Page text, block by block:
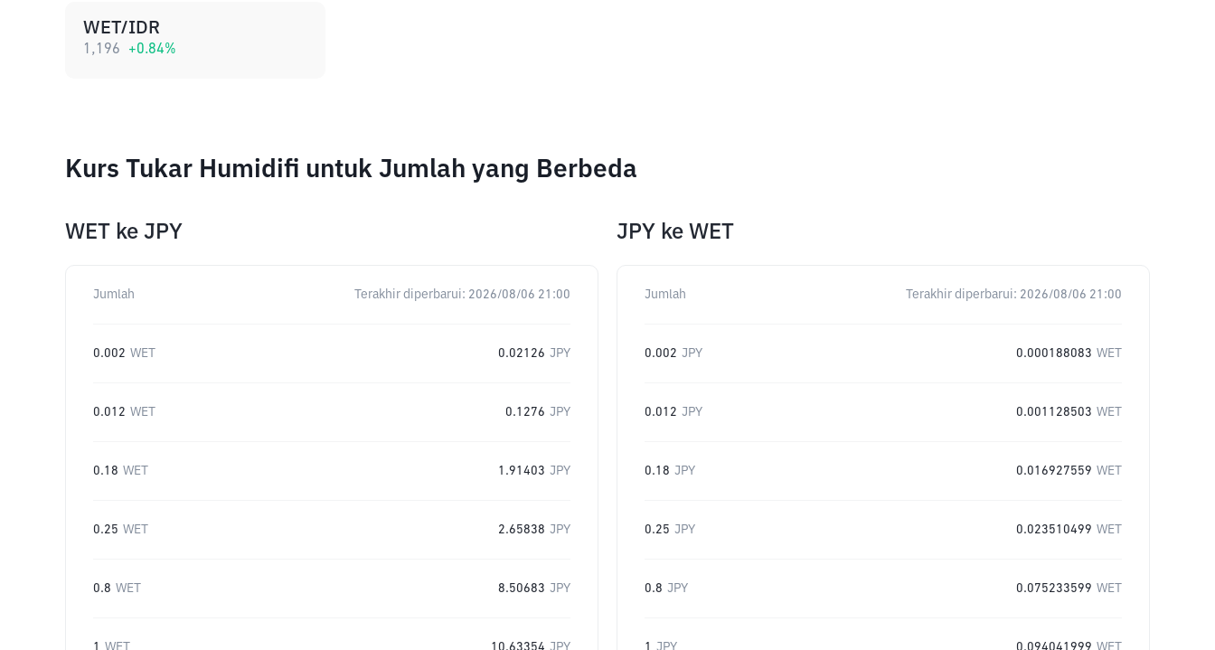
WET/IDR
1,196 +0.84%
Kurs Tukar Humidifi untuk Jumlah yang Berbeda
WET ke JPY
Jumlah Terakhir diperbarui: 2026/08/06 21:00
0.002 WET 0.02126 JPY
0.012 WET 0.1276 JPY
0.18 WET 1.91403 JPY
0.25 WET 2.65838 JPY
0.8 WET 8.50683 JPY
1 WET 10.63354 JPY
JPY ke WET
Jumlah Terakhir diperbarui: 2026/08/06 21:00
0.002 JPY 0.000188083 WET
0.012 JPY 0.001128503 WET
0.18 JPY 0.016927559 WET
0.25 JPY 0.023510499 WET
0.8 JPY 0.075233599 WET
1 JPY 0.094041999 WET